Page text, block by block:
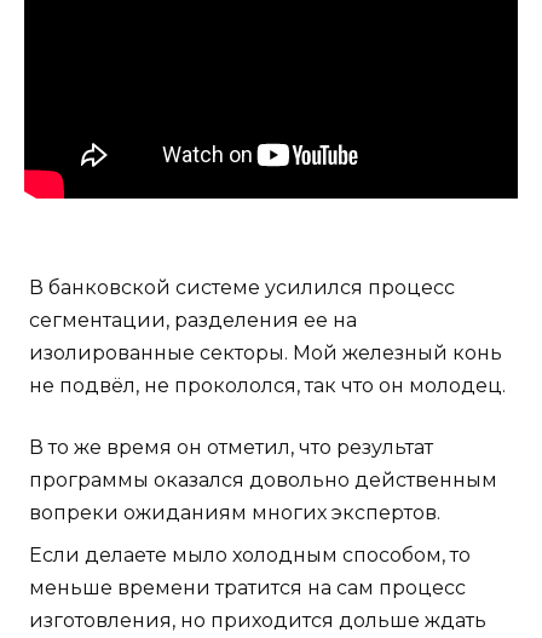
В банковской системе усилился процесс
сегментации, разделения ее на
изолированные секторы. Мой железный конь
не подвёл, не прокололся, так что он молодец.
В то же время он отметил, что результат
программы оказался довольно действенным
вопреки ожиданиям многих экспертов.
Если делаете мыло холодным способом, то
меньше времени тратится на сам процесс
изготовления, но приходится дольше ждать